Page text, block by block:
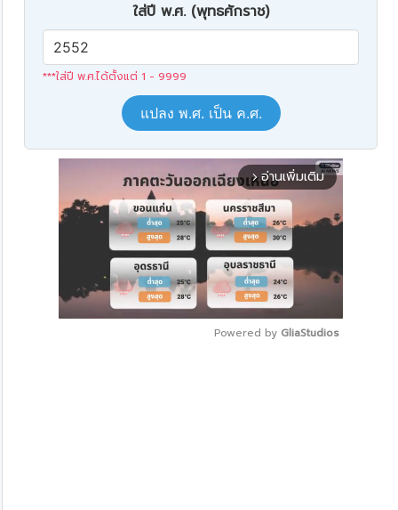
ใส่ปี พ.ศ. (พุทธศักราช)
***ใส่ปี พ.ศ.ได้ตั้งแต่ 1 - 9999
แปลง พ.ศ. เป็น ค.ศ.
arrow_forward_ios อ่านเพิ่มเติม
Powered by GliaStudios